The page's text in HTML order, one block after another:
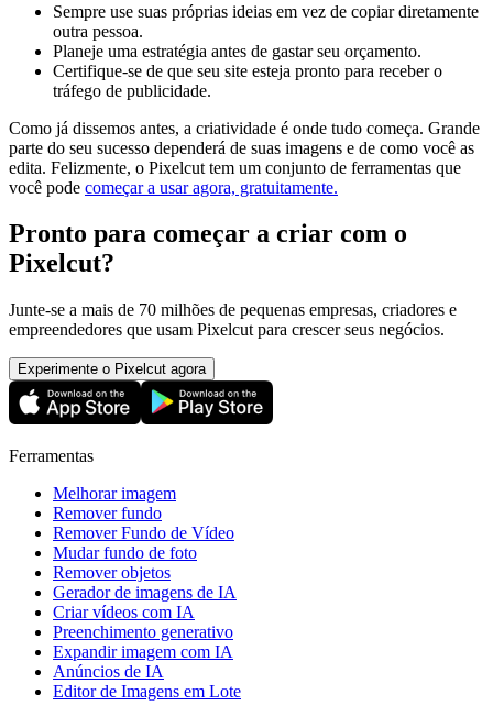
Sempre use suas próprias ideias em vez de copiar diretamente
outra pessoa.
Planeje uma estratégia antes de gastar seu orçamento.
Certifique-se de que seu site esteja pronto para receber o
tráfego de publicidade.
Como já dissemos antes, a criatividade é onde tudo começa. Grande
parte do seu sucesso dependerá de suas imagens e de como você as
edita. Felizmente, o Pixelcut tem um conjunto de ferramentas que
você pode começar a usar agora, gratuitamente.
Pronto para começar a criar com o
Pixelcut?
Junte-se a mais de 70 milhões de pequenas empresas, criadores e
empreendedores que usam Pixelcut para crescer seus negócios.
Experimente o Pixelcut agora
Ferramentas
Melhorar imagem
Remover fundo
Remover Fundo de Vídeo
Mudar fundo de foto​
Remover objetos
Gerador de imagens de IA
Criar vídeos com IA
Preenchimento generativo
Expandir imagem com IA
Anúncios de IA
Editor de Imagens em Lote